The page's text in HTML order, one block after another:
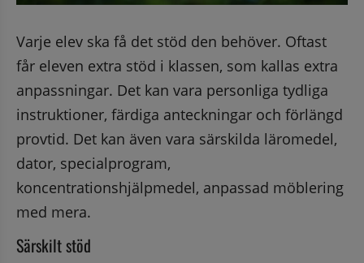
Varje elev ska få det stöd den behöver. Oftast
får eleven extra stöd i klassen, som kallas extra
anpassningar. Det kan vara personliga tydliga
instruktioner, färdiga anteckningar och förlängd
provtid. Det kan även vara särskilda läromedel,
dator, specialprogram,
koncentrationshjälpmedel, anpassad möblering
med mera.
Särskilt stöd